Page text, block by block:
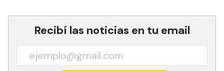
Recibí las noticias en tu email